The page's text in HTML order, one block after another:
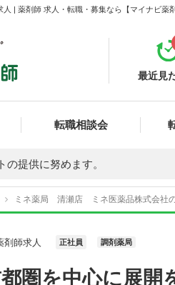
| 薬剤師 求人・転職・募集なら【マイナビ薬剤
最近見
転職相談会
提供に努めます。
ミネ薬局 清瀬店 ミネ医薬品株式会社
剤師求人 正社員 調剤薬局
都圏を中心に展